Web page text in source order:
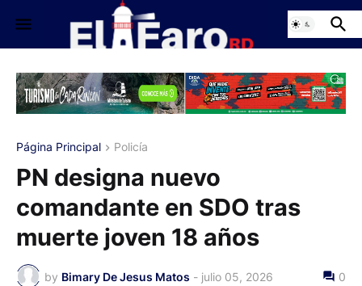
Página Principal Policía
PN designa nuevo
comandante en SDO tras
muerte joven 18 años
by Bimary De Jesus Matos - julio 05, 2026 0